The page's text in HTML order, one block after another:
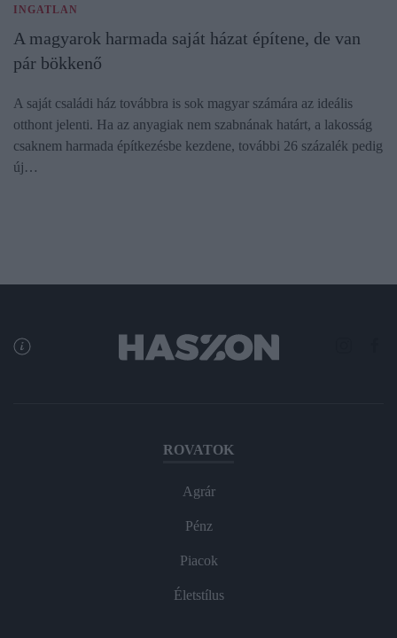
INGATLAN
A magyarok harmada saját házat építene, de van
pár bökkenő
A saját családi ház továbbra is sok magyar számára az ideális
otthont jelenti. Ha az anyagiak nem szabnának határt, a lakosság
csaknem harmada építkezésbe kezdene, további 26 százalék pedig
új…
ROVATOK
Agrár
Pénz
Piacok
Életstílus